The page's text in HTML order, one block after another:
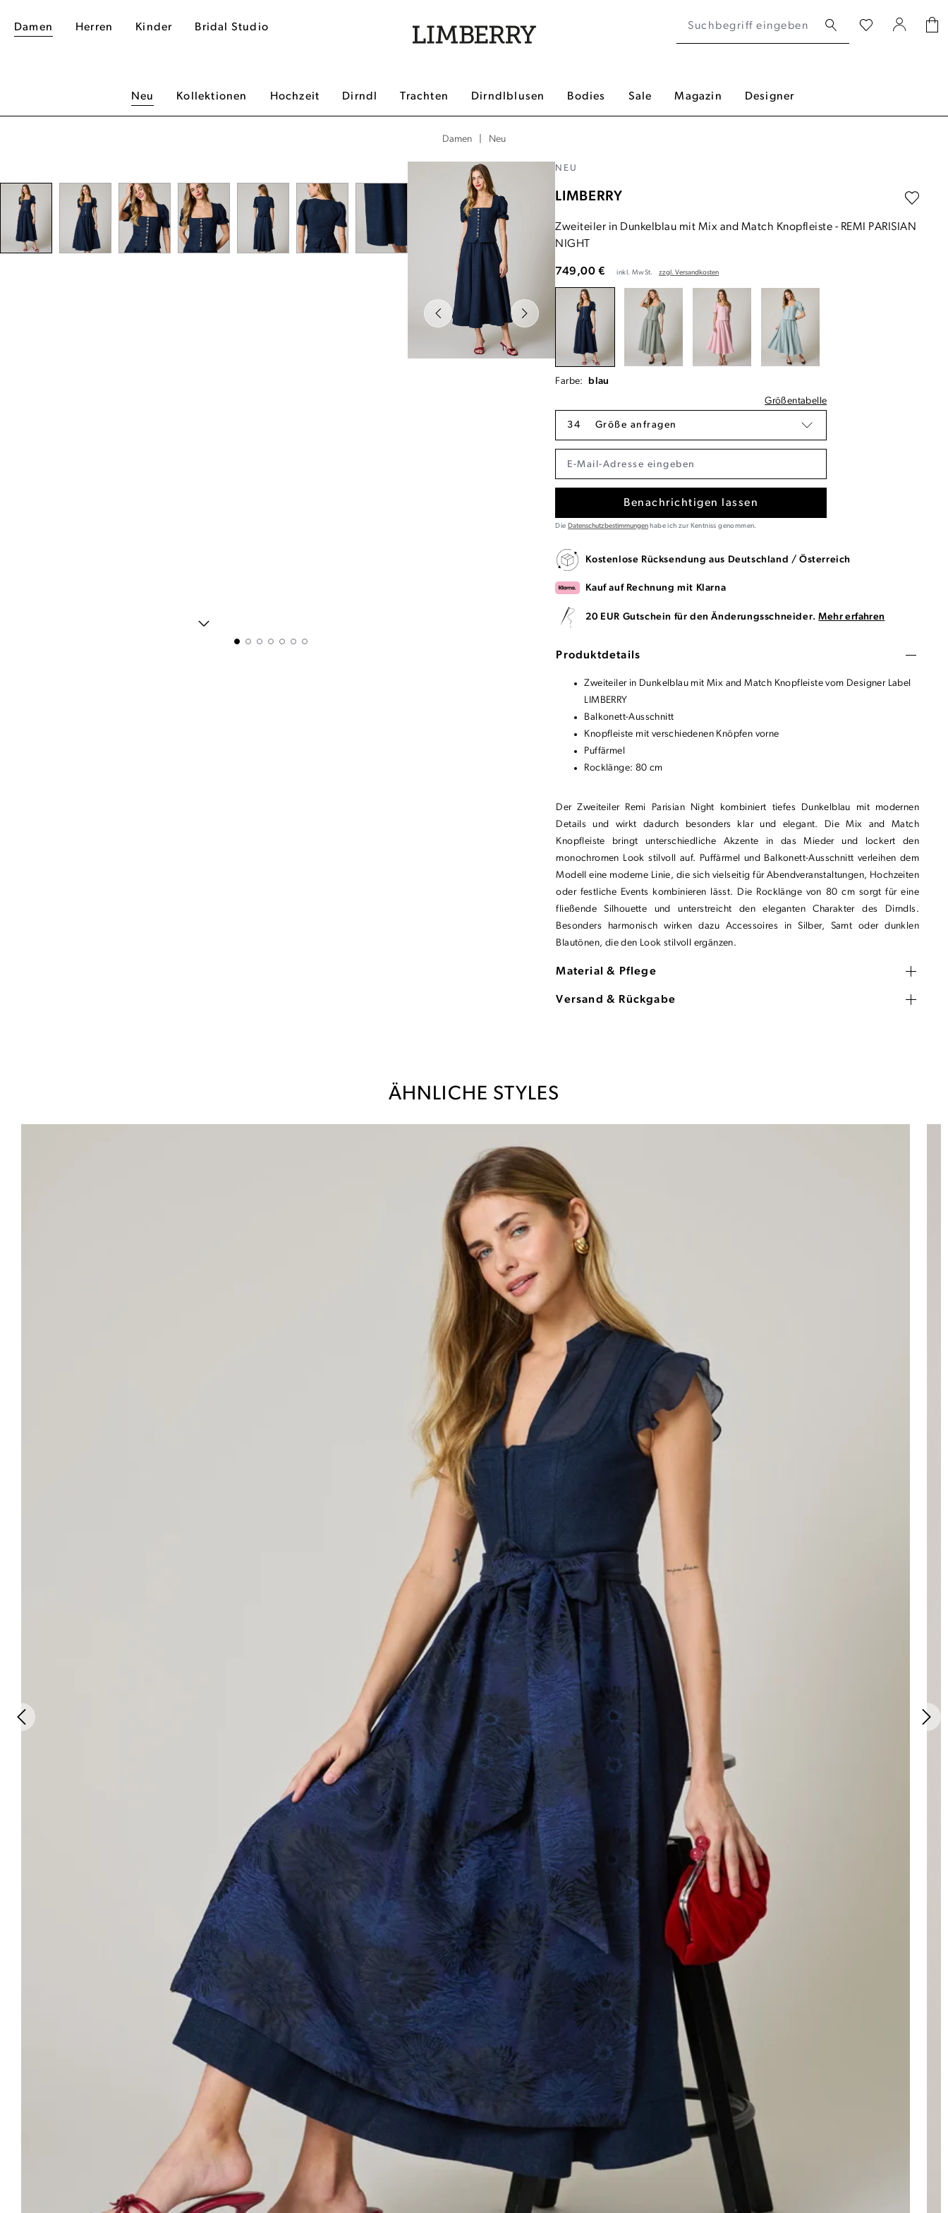
Damen Herren Kinder Bridal Studio
Neu Kollektionen Hochzeit Dirndl Trachten Dirndlblusen Bodies Sale Magazin Designer
Damen Neu
NEU
LIMBERRY
Zweiteiler in Dunkelblau mit Mix and Match Knopfleiste - REMI PARISIAN
NIGHT
749,00 € inkl. MwSt. zzgl. Versandkosten
Farbe:
blau
Größentabelle
34 Größe anfragen
Benachrichtigen lassen
Die Datenschutzbestimmungenhabe ich zur Kentniss genommen.
Kostenlose Rücksendung aus Deutschland / Österreich
Kauf auf Rechnung mit Klarna
20 EUR Gutschein für den Änderungsschneider.Mehr erfahren
Produktdetails
Zweiteiler in Dunkelblau mit Mix and Match Knopfleiste vom Designer Label
LIMBERRY
Balkonett-Ausschnitt
Knopfleiste mit verschiedenen Knöpfen vorne
Puffärmel
Rocklänge: 80 cm
Der Zweiteiler Remi Parisian Night kombiniert tiefes Dunkelblau mit modernen
Details und wirkt dadurch besonders klar und elegant. Die Mix and Match
Knopfleiste bringt unterschiedliche Akzente in das Mieder und lockert den
monochromen Look stilvoll auf. Puffärmel und Balkonett-Ausschnitt verleihen dem
Modell eine moderne Linie, die sich vielseitig für Abendveranstaltungen, Hochzeiten
oder festliche Events kombinieren lässt. Die Rocklänge von 80 cm sorgt für eine
fließende Silhouette und unterstreicht den eleganten Charakter des Dirndls.
Besonders harmonisch wirken dazu Accessoires in Silber, Samt oder dunklen
Blautönen, die den Look stilvoll ergänzen.
Material & Pflege
Versand & Rückgabe
ÄHNLICHE STYLES